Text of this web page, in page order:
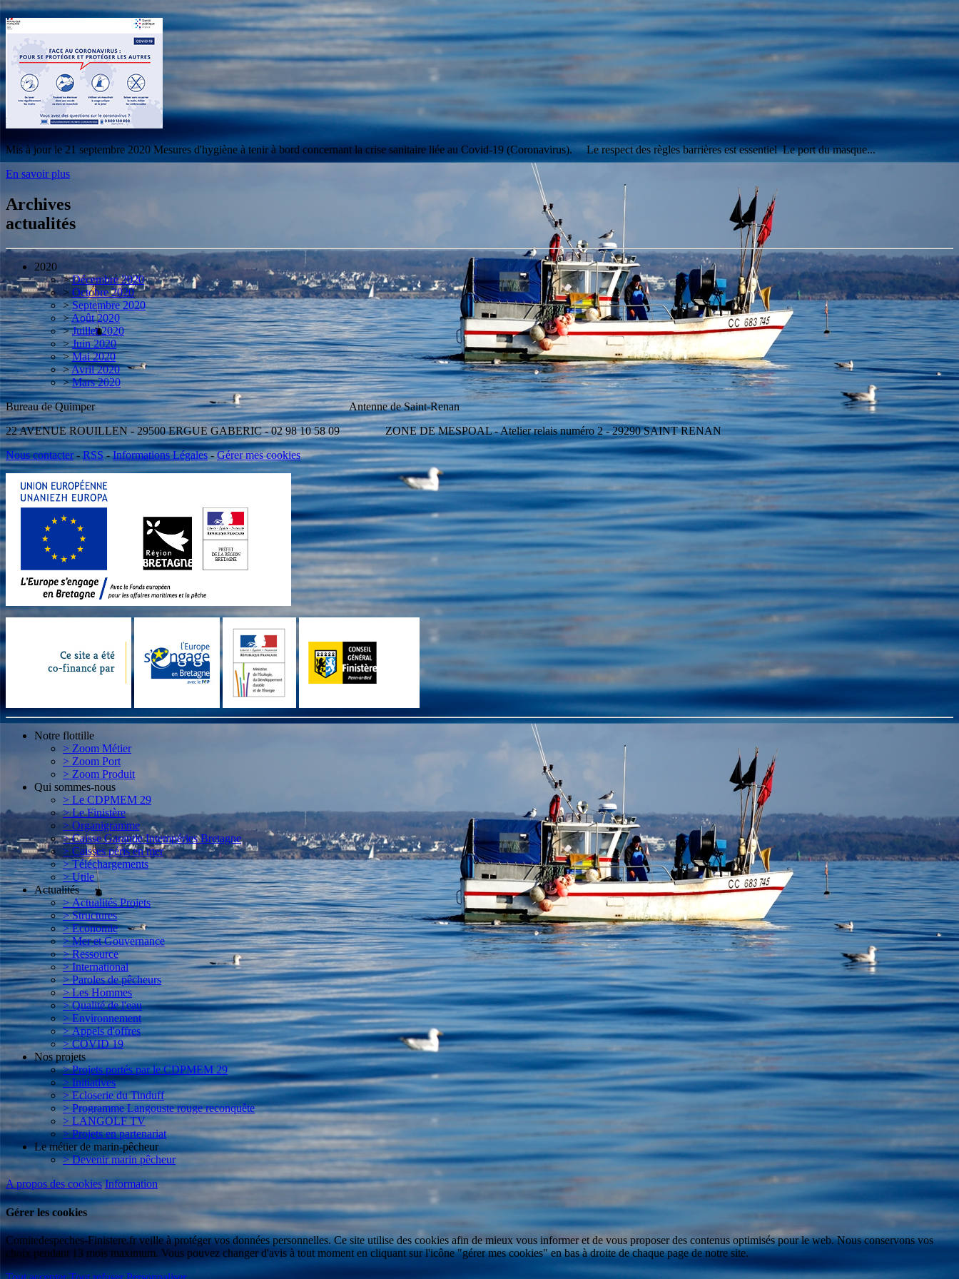
Mis à jour le 21 septembre 2020 Mesures d'hygiène à tenir à bord concernant la crise sanitaire liée au Covid-19 (Coronavirus). Le respect des règles barrières est essentiel Le port du masque...
En savoir plus
Archives
actualités
2020
> Décembre 2020
> Octobre 2020
> Septembre 2020
>Août 2020
> Juillet 2020
> Juin 2020
> Mai 2020
>Avril 2020
> Mars 2020
Bureau de Quimper Antenne de Saint-Renan
22 AVENUE ROUILLEN - 29500 ERGUE GABERIC - 02 98 10 58 09 ZONE DE MESPOAL - Atelier relais numéro 2 - 29290 SAINT RENAN
Nous contacter - RSS-Informations Légales-Gérer mes cookies
Notre flottille
> Zoom Métier
> Zoom Port
> Zoom Produit
Qui sommes-nous
> Le CDPMEM 29
> Le Finistère
> Organigramme
> Caisse Garantie Intempéries Bretagne
> Caisses péris en mer
> Téléchargements
> Utile
Actualités
> Actualités Projets
> Structures
> Economie
> Mer et Gouvernance
> Ressource
> International
> Paroles de pêcheurs
> Les Hommes
> Qualité de l'eau
> Environnement
> Appels d'offres
> COVID 19
Nos projets
> Projets portés par le CDPMEM 29
> Initiatives
> Ecloserie du Tinduff
> Programme Langouste rouge reconquête
> LANGOLF TV
> Projets en partenariat
Le métier de marin-pêcheur
> Devenir marin pêcheur
A propos des cookies Information
Gérer les cookies
Comitedespeches-Finistere.fr veille à protéger vos données personnelles. Ce site utilise des cookies afin de mieux vous informer et de vous proposer des contenus optimisés pour le web. Nous conservons vos
choix pendant 13 mois maximum. Vous pouvez changer d'avis à tout moment en cliquant sur l'icône "gérer mes cookies" en bas à droite de chaque page de notre site.